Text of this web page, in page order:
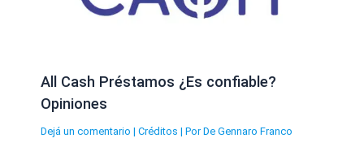
All Cash Préstamos ¿Es confiable?
Opiniones
Dejá un comentario | Créditos | Por De Gennaro Franco